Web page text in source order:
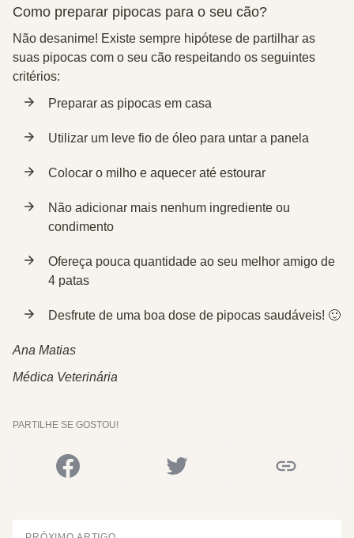
Como preparar pipocas para o seu cão?
Não desanime! Existe sempre hipótese de partilhar as
suas pipocas com o seu cão respeitando os seguintes
critérios:
Preparar as pipocas em casa
Utilizar um leve fio de óleo para untar a panela
Colocar o milho e aquecer até estourar
Não adicionar mais nenhum ingrediente ou
condimento
Ofereça pouca quantidade ao seu melhor amigo de
4 patas
Desfrute de uma boa dose de pipocas saudáveis! 🙂
Ana Matias
Médica Veterinária
PARTILHE SE GOSTOU!